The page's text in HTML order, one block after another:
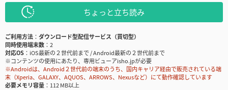
ちょっと立ち読み
ご利用方法
ダウンロード型配信サービス（買切型）
同時使用端末数
2
対応OS
iOS最新の２世代前まで / Android最新の２世代前まで
※コンテンツの使用にあたり、専用ビューアisho.jpが必要
※Androidは、Android２世代前の端末のうち、国内キャリア経由で販売されている端
末（Xperia、GALAXY、AQUOS、ARROWS、Nexusなど）にて動作確認しています
必要メモリ容量
112 MB以上